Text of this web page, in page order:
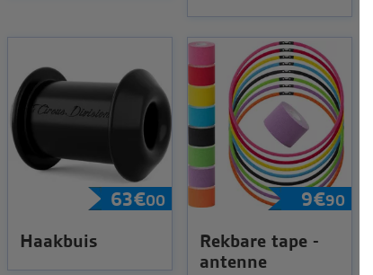
63€00
Haakbuis
9€90
Rekbare tape -
antenne